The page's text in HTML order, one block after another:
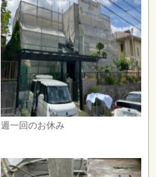
週一回のお休み